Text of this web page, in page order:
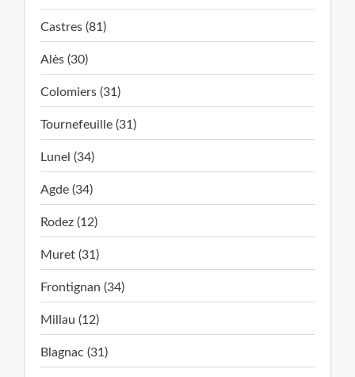
Castres (81)
Alès (30)
Colomiers (31)
Tournefeuille (31)
Lunel (34)
Agde (34)
Rodez (12)
Muret (31)
Frontignan (34)
Millau (12)
Blagnac (31)